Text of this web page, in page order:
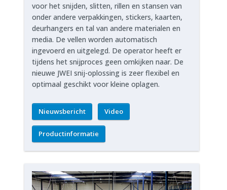
voor het snijden, slitten, rillen en stansen van
onder andere verpakkingen, stickers, kaarten,
deurhangers en tal van andere materialen en
media. De vellen worden automatisch
ingevoerd en uitgelegd. De operator heeft er
tijdens het snijproces geen omkijken naar. De
nieuwe JWEI snij-oplossing is zeer flexibel en
optimaal geschikt voor kleine oplagen.
Nieuwsbericht Video
Productinformatie